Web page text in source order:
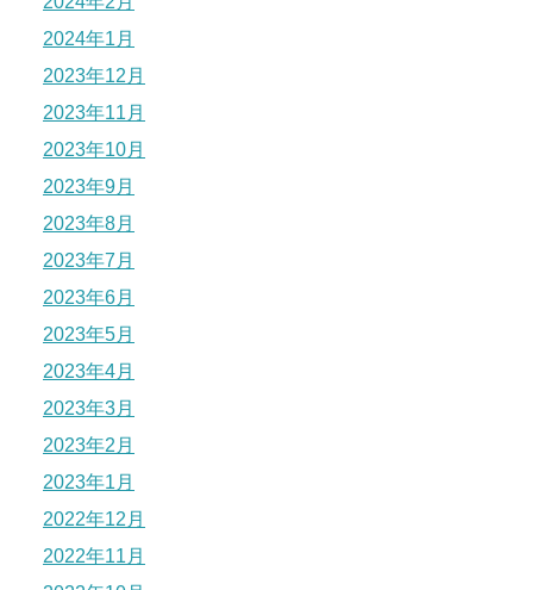
2024年1月
2023年12月
2023年11月
2023年10月
2023年9月
2023年8月
2023年7月
2023年6月
2023年5月
2023年4月
2023年3月
2023年2月
2023年1月
2022年12月
2022年11月